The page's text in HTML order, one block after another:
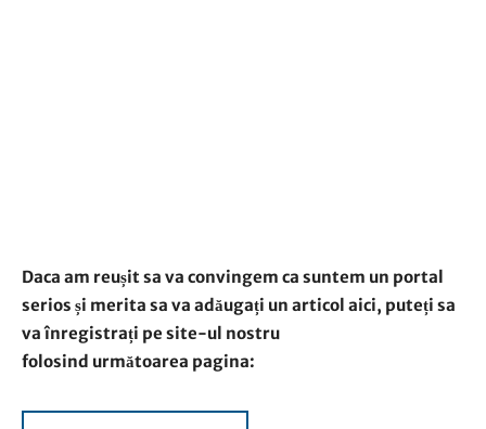
Daca am reușit sa va convingem ca suntem un portal
serios și merita sa va adăugați un articol aici, puteți sa
va înregistrați pe site-ul nostru
folosind următoarea pagina: